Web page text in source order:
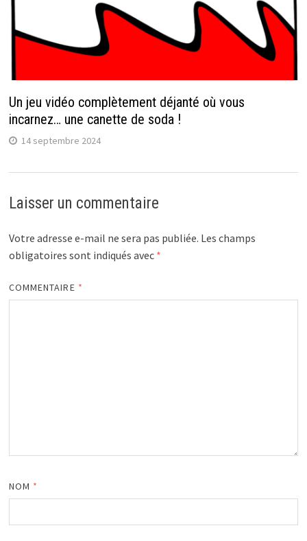
Un jeu vidéo complètement déjanté où vous
incarnez… une canette de soda !
14 septembre 2024
Laisser un commentaire
Votre adresse e-mail ne sera pas publiée. Les champs
obligatoires sont indiqués avec *
COMMENTAIRE *
NOM *